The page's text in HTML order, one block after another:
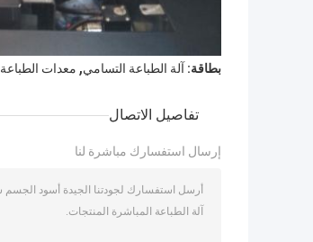
بطاقة: آلة الطباعة التسامي, معدات
تفاصيل الاتصال
إرسال استفسارك مباشرة لنا